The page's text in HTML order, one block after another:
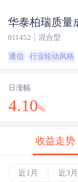
华泰柏瑞质量
011452 混合型
通信 行业轮动风格
日涨幅
4.10%
收益走势
近1月 近3月